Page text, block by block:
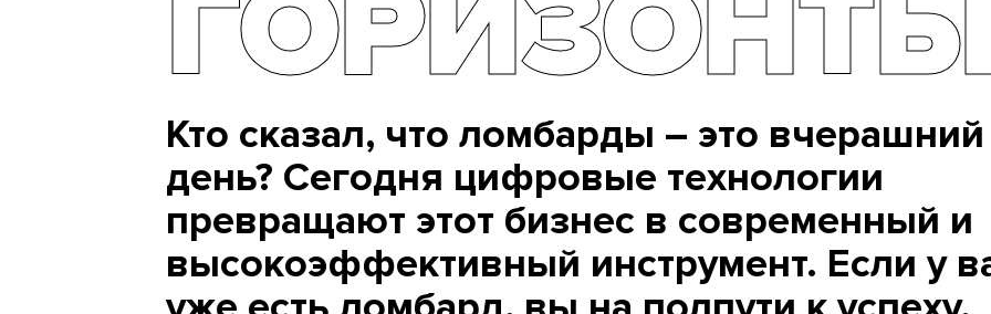
Кто сказал, что ломбарды – это вчерашний
день? Сегодня цифровые технологии
превращают этот бизнес в современный и
высокоэффективный инструмент. Если у